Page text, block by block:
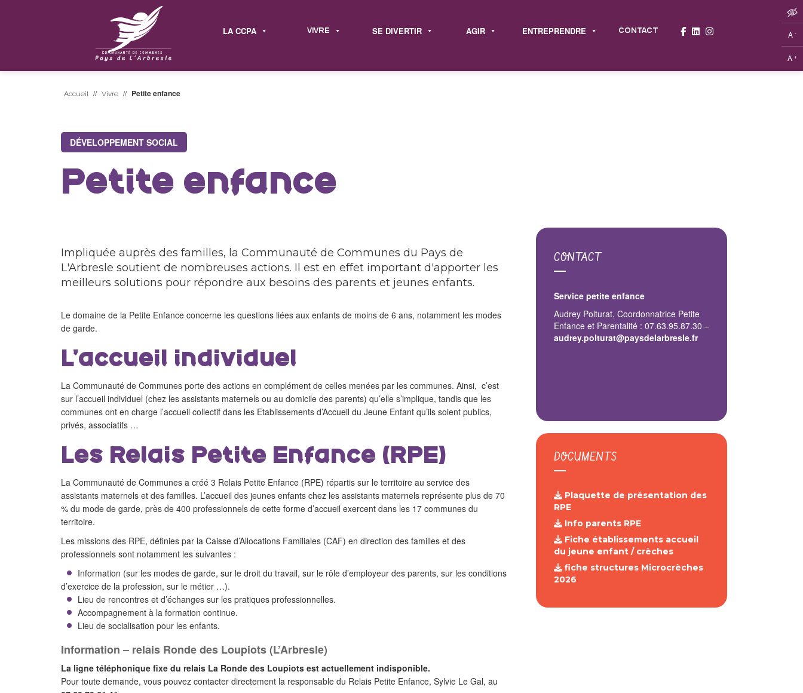
LA CCPA VIVRE SE DIVERTIR AGIR ENTREPRENDRE CONTACT A -
A +
Accueil // Vivre // Petite enfance
DÉVELOPPEMENT SOCIAL
Petite enfance
Impliquée auprès des familles, la Communauté de Communes du Pays de
L'Arbresle soutient de nombreuses actions. Il est en effet important d'apporter les
meilleurs solutions pour répondre aux besoins des parents et jeunes enfants.
Le domaine de la Petite Enfance concerne les questions liées aux enfants de moins de 6 ans, notamment les modes
de garde.
L’accueil individuel
La Communauté de Communes porte des actions en complément de celles menées par les communes. Ainsi, c’est
sur l’accueil individuel (chez les assistants maternels ou au domicile des parents) qu’elle s’implique, tandis que les
communes ont en charge l’accueil collectif dans les Etablissements d’Accueil du Jeune Enfant qu’ils soient publics,
privés, associatifs …
Les Relais Petite Enfance (RPE)
La Communauté de Communes a créé 3 Relais Petite Enfance (RPE) répartis sur le territoire au service des
assistants maternels et des familles. L’accueil des jeunes enfants chez les assistants maternels représente plus de 70
% du mode de garde, près de 400 professionnels de cette forme d’accueil exercent dans les 17 communes du
territoire.
Les missions des RPE, définies par la Caisse d’Allocations Familiales (CAF) en direction des familles et des
professionnels sont notamment les suivantes :
Information (sur les modes de garde, sur le droit du travail, sur le rôle d’employeur des parents, sur les conditions
d’exercice de la profession, sur le métier …).
Lieu de rencontres et d’échanges sur les pratiques professionnelles.
Accompagnement à la formation continue.
Lieu de socialisation pour les enfants.
Information – relais Ronde des Loupiots (L’Arbresle)
La ligne téléphonique fixe du relais La Ronde des Loupiots est actuellement indisponible.
Pour toute demande, vous pouvez contacter directement la responsable du Relais Petite Enfance, Sylvie Le Gal, au
CONTACT
Service petite enfance
Audrey Polturat, Coordonnatrice Petite
Enfance et Parentalité : 07.63.95.87.30 –
audrey.polturat@paysdelarbresle.fr
DOCUMENTS
Plaquette de présentation des
RPE
Info parents RPE
Fiche établissements accueil
du jeune enfant / crèches
fiche structures Microcrèches
2026